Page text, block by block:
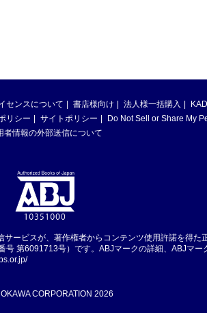
センスについて 書店様向け 法人様一括購入
リシー サイトポリシー
Do Not Sell or Share My
者情報の外部送信について
ービスが、著作権者からコンテンツ使用許諾を得た
号 第6091713号）です。ABJマークの詳細、ABJマー
CORPORATION 2026